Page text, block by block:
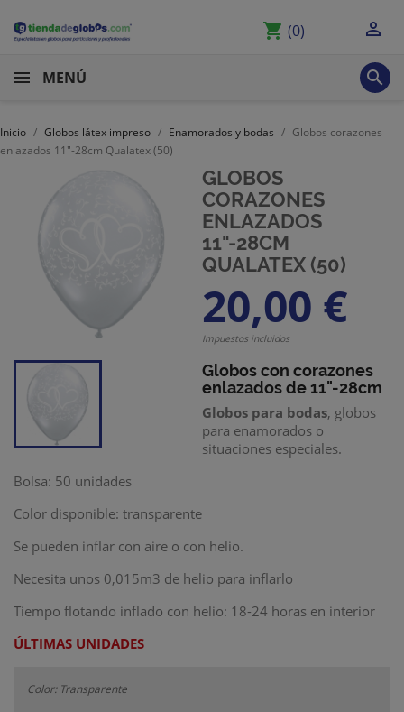
shopping_cart (0) 
MENÚ 
Inicio Globos látex impreso Enamorados y bodas
Globos corazones
enlazados 11"-28cm Qualatex (50)
GLOBOS
CORAZONES
ENLAZADOS
11"-28CM
QUALATEX (50)
20,00 €
Impuestos incluidos
Globos con corazones
enlazados de 11"-28cm
Globos para bodas, globos
para enamorados o
situaciones especiales.
Bolsa: 50 unidades
Color disponible: transparente
Se pueden inflar con aire o con helio.
Necesita unos 0,015m3 de helio para inflarlo
Tiempo flotando inflado con helio: 18-24 horas en interior
ÚLTIMAS UNIDADES
Color: Transparente